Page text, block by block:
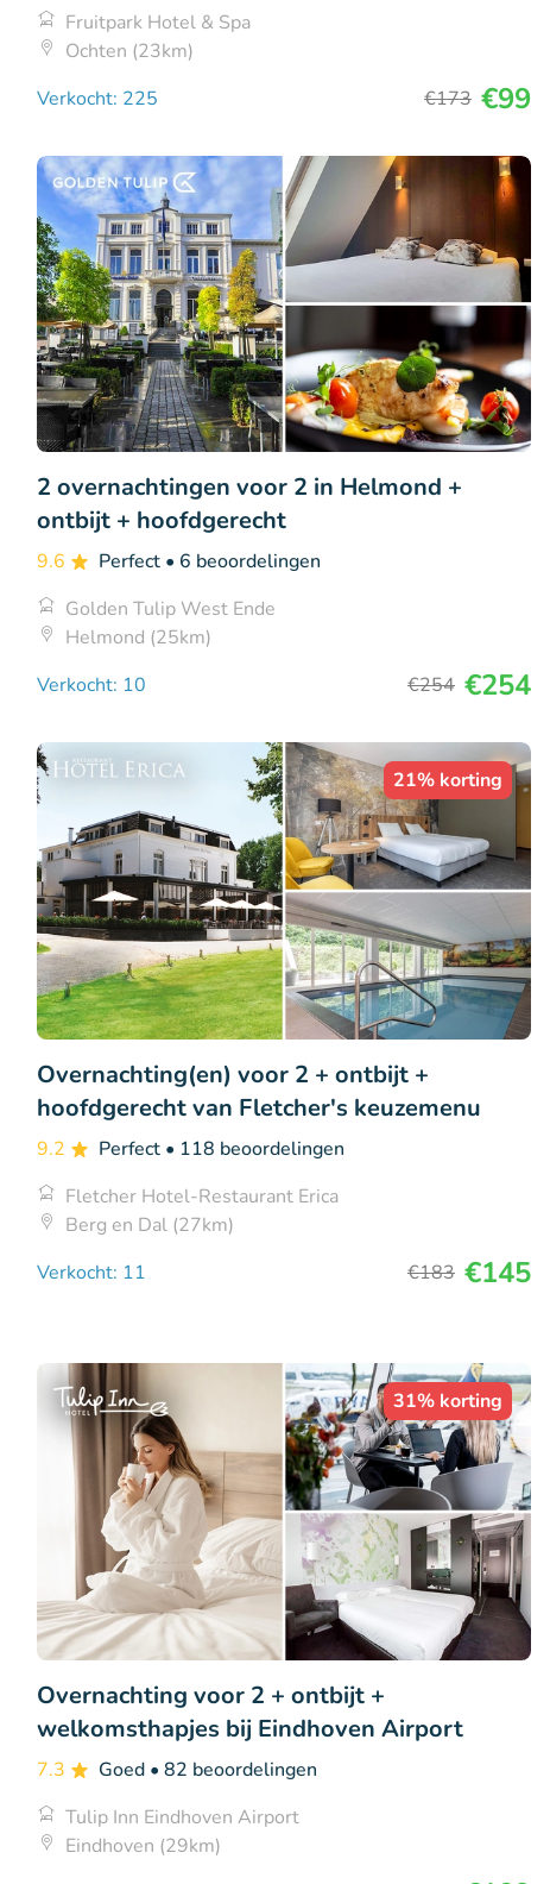
Fruitpark Hotel & Spa
Ochten (23km)
Verkocht: 225
€173 €99
2 overnachtingen voor 2 in Helmond +
ontbijt + hoofdgerecht
9.6 Perfect • 6 beoordelingen
Golden Tulip West Ende
Helmond (25km)
Verkocht: 10
€254 €254
21% korting
Overnachting(en) voor 2 + ontbijt +
hoofdgerecht van Fletcher's keuzemenu
9.2 Perfect • 118 beoordelingen
Fletcher Hotel-Restaurant Erica
Berg en Dal (27km)
Verkocht: 11
€183 €145
31% korting
Overnachting voor 2 + ontbijt +
welkomsthapjes bij Eindhoven Airport
7.3 Goed • 82 beoordelingen
Tulip Inn Eindhoven Airport
Eindhoven (29km)